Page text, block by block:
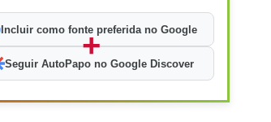
Incluir como fonte preferida no Google
+
Seguir AutoPapo no Google Discover